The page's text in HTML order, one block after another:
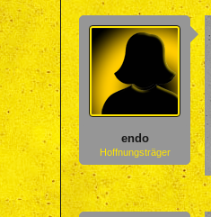
endo
Hoffnungsträger